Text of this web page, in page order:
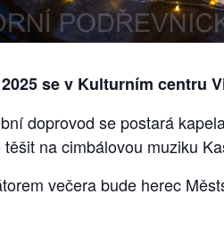
se v Kulturním centru
doprovod se postará
těšit na cimbálovou muziku
večera bude herec